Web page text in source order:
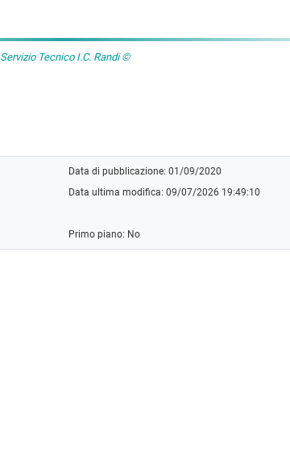
Servizio Tecnico I.C. Randi ©
Data di pubblicazione: 01/09/2020
Data ultima modifica: 09/07/2026 19:49:10
Primo piano: No